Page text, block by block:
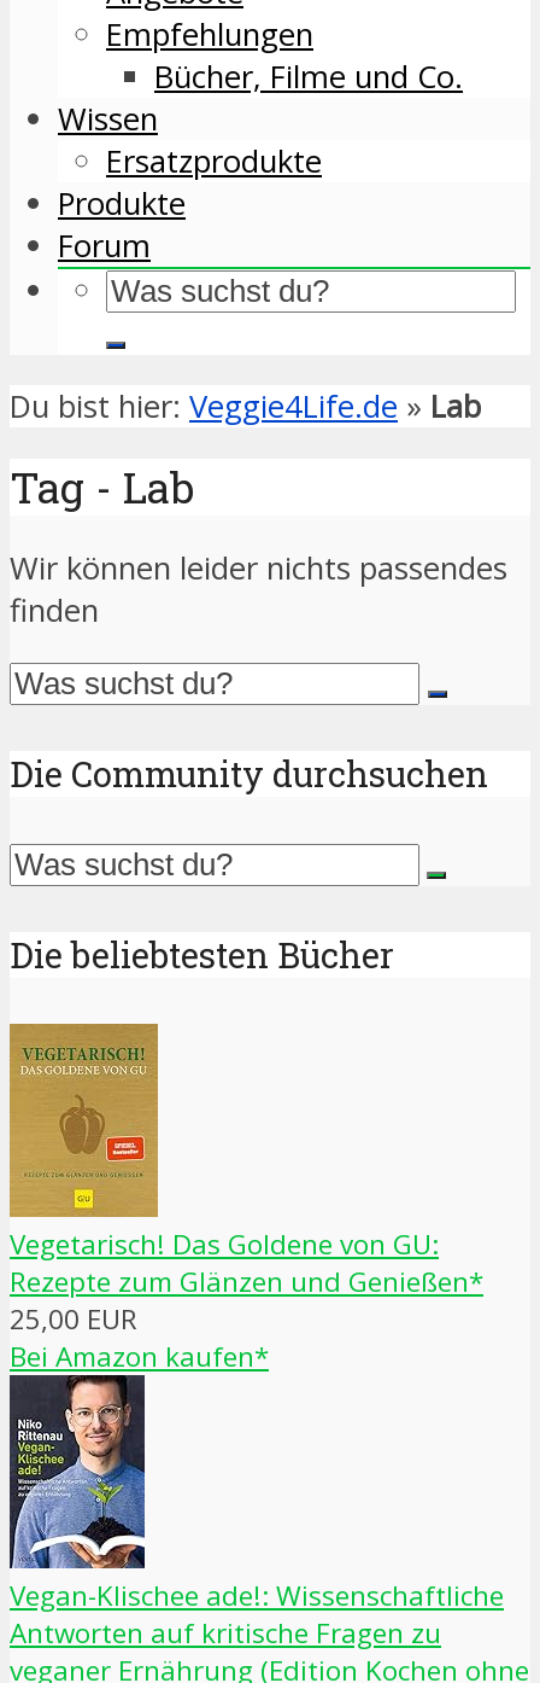
Empfehlungen
Bücher, Filme und Co.
Wissen
Ersatzprodukte
Produkte
Forum
Du bist hier: Veggie4Life.de » Lab
Tag - Lab
Wir können leider nichts passendes
finden
Die Community durchsuchen
Die beliebtesten Bücher
Vegetarisch! Das Goldene von GU:
Rezepte zum Glänzen und Genießen*
25,00 EUR
Bei Amazon kaufen*
Vegan-Klischee ade!: Wissenschaftliche
Antworten auf kritische Fragen zu
veganer Ernährung (Edition Kochen ohne